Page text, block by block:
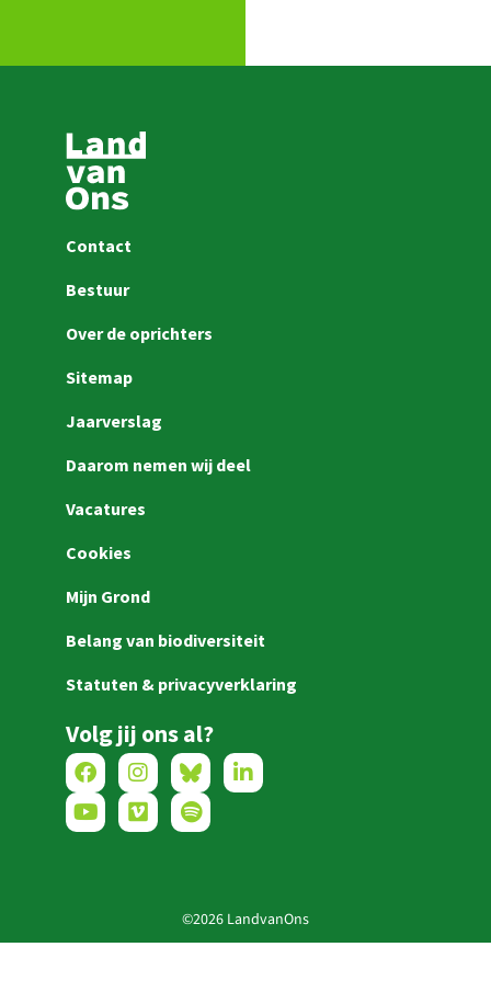
Contact
Bestuur
Over de oprichters
Sitemap
Jaarverslag
Daarom nemen wij deel
Vacatures
Cookies
Mijn Grond
Belang van biodiversiteit
Statuten & privacyverklaring
Volg jij ons al?
©2026 LandvanOns